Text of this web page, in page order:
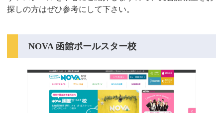
探しの方はぜひ参考にして下さい。
NOVA 函館ポールスター校